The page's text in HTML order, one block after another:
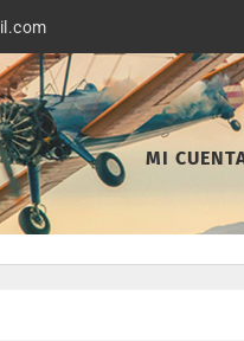
MI